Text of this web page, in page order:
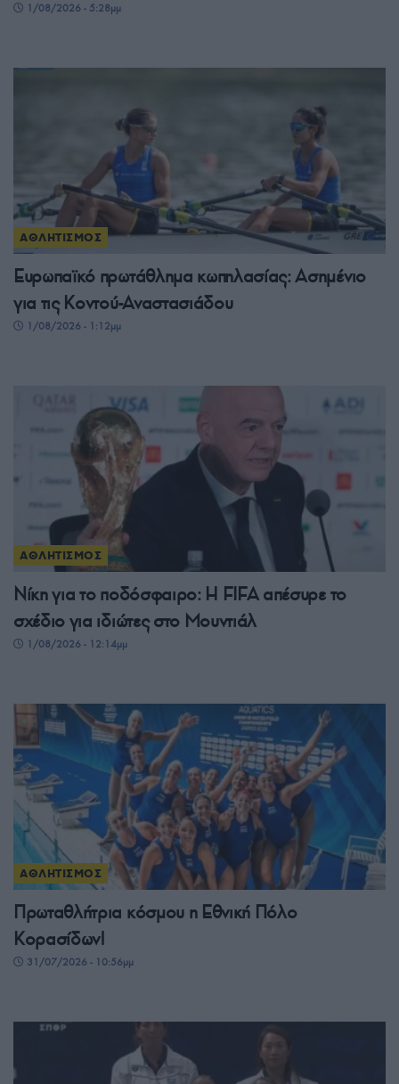
1/08/2026 - 5:28μμ
ΑΘΛΗΤΙΣΜΟΣ
Ευρωπαϊκό πρωτάθλημα κωπηλασίας: Ασημένιο
για τις Κοντού-Αναστασιάδου
1/08/2026 - 1:12μμ
ΑΘΛΗΤΙΣΜΟΣ
Νίκη για το ποδόσφαιρο: Η FIFA απέσυρε το
σχέδιο για ιδιώτες στο Μουντιάλ
1/08/2026 - 12:14μμ
ΑΘΛΗΤΙΣΜΟΣ
Πρωταθλήτρια κόσμου η Εθνική Πόλο
Κορασίδων!
31/07/2026 - 10:56μμ